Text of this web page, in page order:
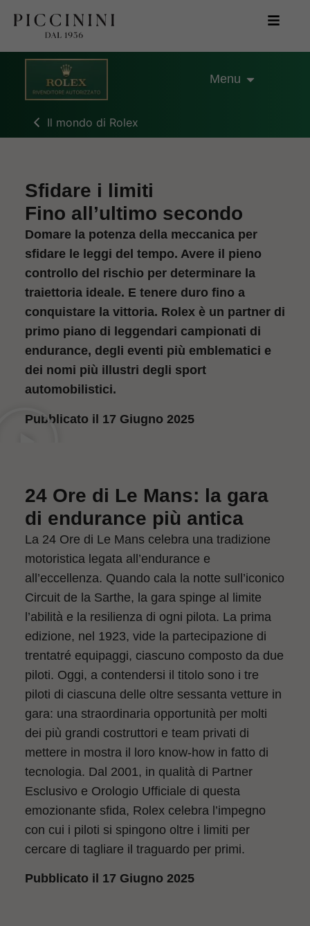
Menu
Il mondo di Rolex
Sfidare i limiti
Fino all’ultimo secondo
Domare la potenza della meccanica per
sfidare le leggi del tempo. Avere il pieno
controllo del rischio per determinare la
traiettoria ideale. E tenere duro fino a
conquistare la vittoria. Rolex è un partner di
primo piano di leggendari campionati di
endurance, degli eventi più emblematici e
dei nomi più illustri degli sport
automobilistici.
Pubblicato il 17 Giugno 2025
24 Ore di Le Mans: la gara
di endurance più antica
La 24 Ore di Le Mans celebra una tradizione
motoristica legata all’endurance e
all’eccellenza. Quando cala la notte sull’iconico
Circuit de la Sarthe, la gara spinge al limite
l’abilità e la resilienza di ogni pilota. La prima
edizione, nel 1923, vide la partecipazione di
trentatré equipaggi, ciascuno composto da due
piloti. Oggi, a contendersi il titolo sono i tre
piloti di ciascuna delle oltre sessanta vetture in
gara: una straordinaria opportunità per molti
dei più grandi costruttori e team privati di
mettere in mostra il loro know-how in fatto di
tecnologia. Dal 2001, in qualità di Partner
Esclusivo e Orologio Ufficiale di questa
emozionante sfida, Rolex celebra l’impegno
con cui i piloti si spingono oltre i limiti per
cercare di tagliare il traguardo per primi.
Pubblicato il 17 Giugno 2025